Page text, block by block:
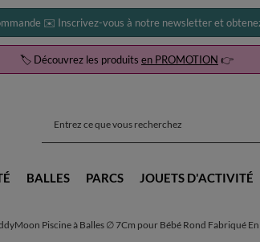
✉️ Inscrivez-vous à notre newsletter et obtenez
🏷️ Découvrez les produits en PROMOTION 👉
BALLES PARCS JOUETS D'ACTIVITÉ
Piscine à Balles ∅ 7Cm pour Bébé Rond Fabriqué